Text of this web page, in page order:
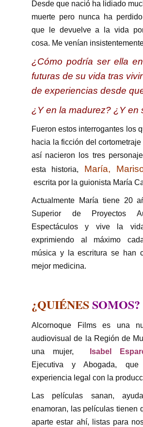
Desde que nació ha lidiado
muerte pero nunca ha
que le devuelve a la vida
cosa. Me venían
¿Cómo podría ser ella
futuras de su vida tras
de experiencias desde
¿Y en la madurez? ¿Y
Fueron estos interrogantes los
hacia la ficción del cortometraje
así nacieron los tres
esta historia, María,
escrita por la guionista María
Actualmente María tiene 20
Superior de Proyectos
Espectáculos y vive la
exprimiendo al máximo
música y la escritura se han
mejor medicina.
¿QUIÉNESSOMOS?
Alcornoque Films es una
audiovisual de la Región de
una mujer,
Isabel
Ejecutiva y Abogada,
experiencia legal con la
Las películas sanan,
enamoran, las películas tienen
aparte estar ahí, listas para